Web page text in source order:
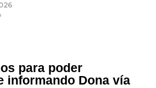
para poder
informando Dona vía